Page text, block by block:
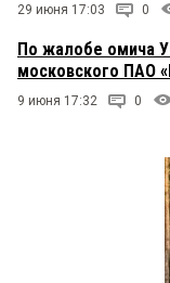
29 июня 17:03 0
По жалобе омича
московского ПАО
9 июня 17:32 0